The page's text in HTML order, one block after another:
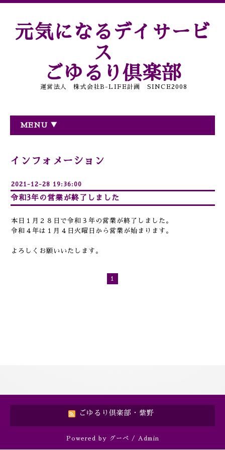
元気になるデイサービ
ス
ごゆるり倶楽部
運営法人 株式会社B-LIFE計画 SINCE2008
MENU ▼
インフォメーション
2021-12-28 19:36:00
令和3年の営業が終了しました
本日１月２８日で令和３年の営業が終了しました。
令和４年は１月４日火曜日から営業が始まります。
よろしくお願いいたします。
1
ごゆるり倶楽部・紫野
Powered by グーペ / Admin